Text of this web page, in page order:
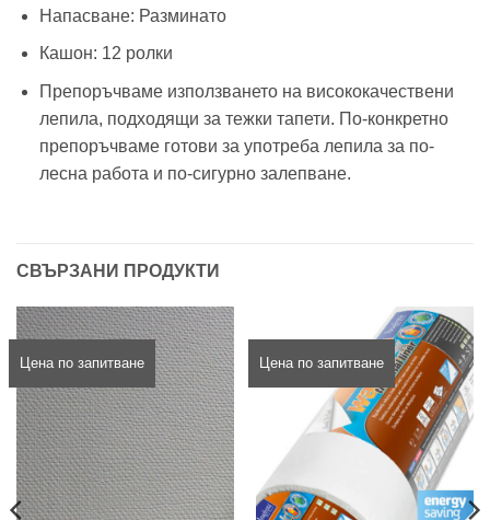
Напасване: Разминато
Кашон: 12 ролки
Препоръчваме използването на висококачествени
лепила, подходящи за тежки тапети. По-конкретно
препоръчваме готови за употреба лепила за по-
лесна работа и по-сигурно залепване.
СВЪРЗАНИ ПРОДУКТИ
Цена по запитване Цена по запитване